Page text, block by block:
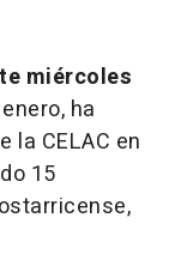
miércoles
ha
la CELAC en
15